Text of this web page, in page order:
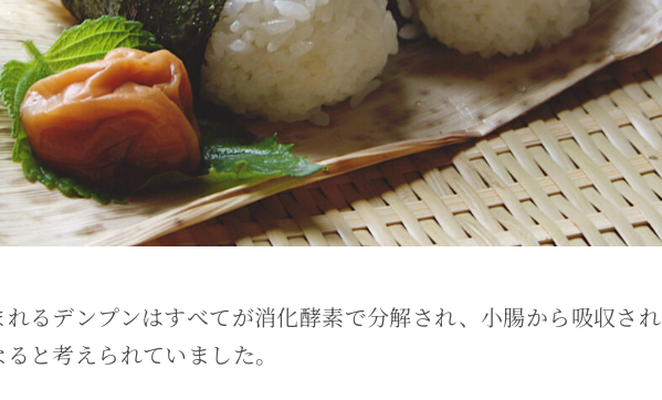
るデンプンはすべてが消化酵素で分解され、小腸から吸収され
と考えられていました。